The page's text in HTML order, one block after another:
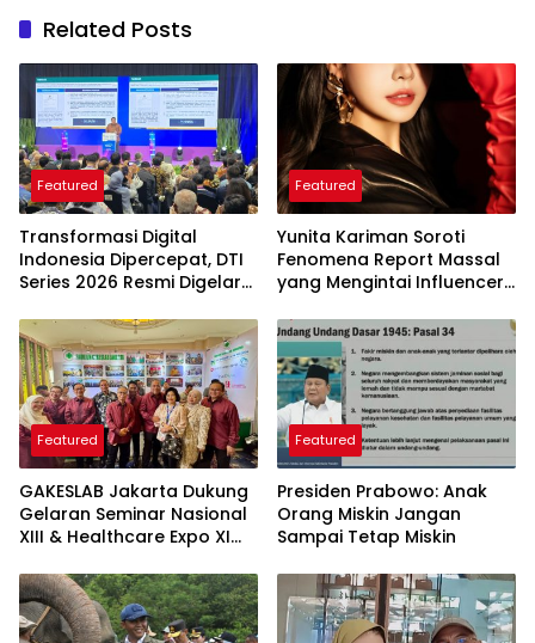
Related Posts
Featured
Transformasi Digital
Indonesia Dipercepat, DTI
Series 2026 Resmi Digelar
Featured
Yunita Kariman Soroti
Fenomena Report Massal
yang Mengintai Influencer,
yang Perlu Diketahui
Featured
GAKESLAB Jakarta Dukung
Gelaran Seminar Nasional
XIII & Healthcare Expo XI
Featured
Presiden Prabowo: Anak
Orang Miskin Jangan
Sampai Tetap Miskin